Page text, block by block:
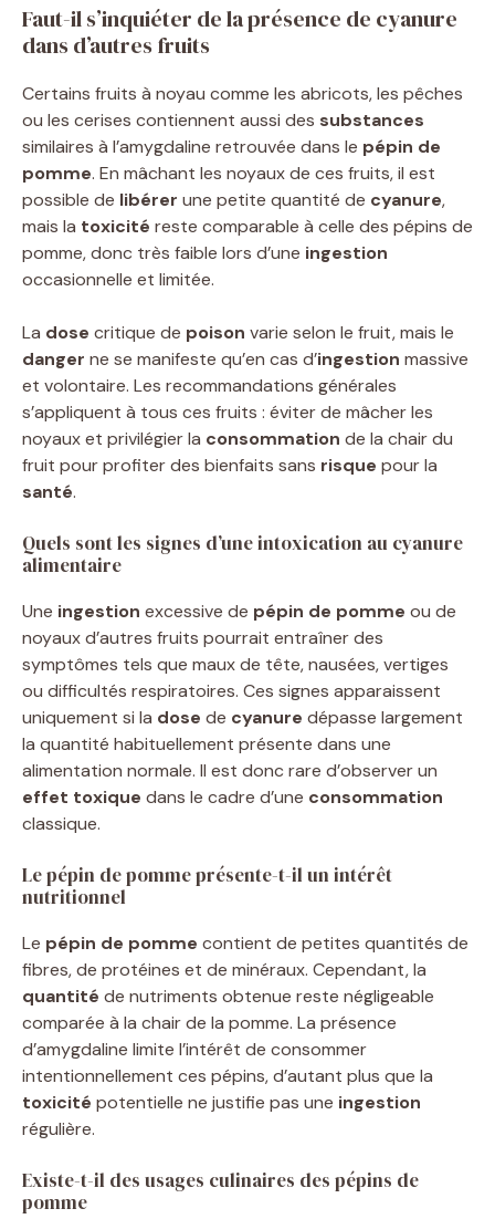
Faut-il s’inquiéter de la présence de cyanure
dans d’autres fruits
Certains fruits à noyau comme les abricots, les pêches
ou les cerises contiennent aussi des substances
similaires à l’amygdaline retrouvée dans le pépin de
pomme. En mâchant les noyaux de ces fruits, il est
possible de libérer une petite quantité de cyanure,
mais la toxicité reste comparable à celle des pépins de
pomme, donc très faible lors d’une ingestion
occasionnelle et limitée.
La dose critique de poison varie selon le fruit, mais le
danger ne se manifeste qu’en cas d’ingestion massive
et volontaire. Les recommandations générales
s’appliquent à tous ces fruits : éviter de mâcher les
noyaux et privilégier la consommation de la chair du
fruit pour profiter des bienfaits sans risque pour la
santé.
Quels sont les signes d’une intoxication au cyanure
alimentaire
Une ingestion excessive de pépin de pomme ou de
noyaux d’autres fruits pourrait entraîner des
symptômes tels que maux de tête, nausées, vertiges
ou difficultés respiratoires. Ces signes apparaissent
uniquement si la dose de cyanure dépasse largement
la quantité habituellement présente dans une
alimentation normale. Il est donc rare d’observer un
effet toxique dans le cadre d’une consommation
classique.
Le pépin de pomme présente-t-il un intérêt
nutritionnel
Le pépin de pomme contient de petites quantités de
fibres, de protéines et de minéraux. Cependant, la
quantité de nutriments obtenue reste négligeable
comparée à la chair de la pomme. La présence
d’amygdaline limite l’intérêt de consommer
intentionnellement ces pépins, d’autant plus que la
toxicité potentielle ne justifie pas une ingestion
régulière.
Existe-t-il des usages culinaires des pépins de
pomme